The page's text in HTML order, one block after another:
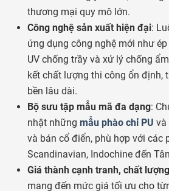
thương mại quy mô lớn.
Công nghệ sản xuất hiện đại:
ứng dụng công nghệ mới như
UV chống trầy và xử lý chống
kết chất lượng thi công ổn định,
bền lâu dài.
Bộ sưu tập mẫu mã đa dạng:
nhật những mẫu phào chỉ PU và
và bán cổ điển, phù hợp với các
Scandinavian, Indochine đến
Giá thành cạnh tranh, chất
mang đến mức giá tối ưu cho